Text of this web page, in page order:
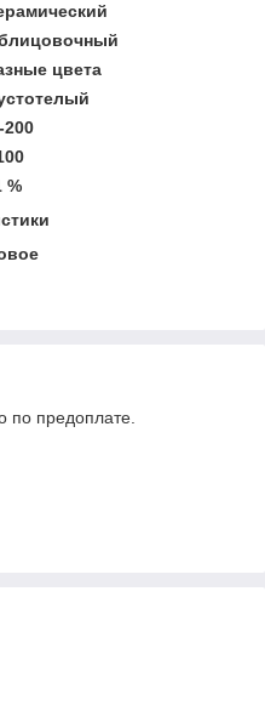
цвета
%
по предоплате.